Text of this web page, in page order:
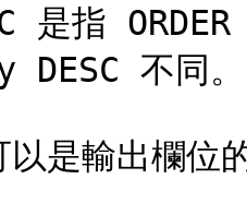
指
不同。
是輸出欄位